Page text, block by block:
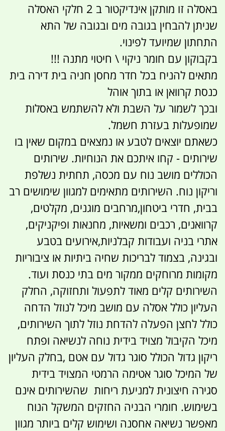
באסלה זו מותקן אינדיקטור ב 2 חלקי האסלה
שניתן להבחין בגובה מים ובגובה של התא
התחתון שמיועד לפינוי.
בקבוקון עם חומר ניקוי \ חיטוי מתנה !!!
מתאים להניח בכל חדר מחסן חניה בית דירה בית
כנסת קרוואן או בתוך אוהל
ובכך לשמור על השבת ולא להשתמש באסלות
שמופעלות בעזרת חשמל.
כשאתם יוצאים לטבע או נמצאים במקום שאין בו
שירותים - קחו איתכם את הנוחיות. שירותים
הכוללים מושב נוח עם מכסה, תחתית נשלפת
וריקון נוח. השירותים מתאימים למגוון שימושים רב
בבית, חדרי ביטחון,מרחבים מוגנים, מקלטים,
קרוואנים, רכבים ומשאיות, מחנאות ופיקניקים,
אתרי בניה ועבודות קבלניות,אירועים בטבע
ובגינה, בצמוד לבריכות שחיה ביתיות או ציבוריות
מקומות מרוחקים ממקור מים בתי כנסת ועוד.
השירותים קלים מאוד לתפעול ותחזוקה, החלק
העליון כולל אסלה עם מושב מיכל לנוזל הדחה
כולל לחצן הפעלה להדחת נוזל לתוך השירותים,
מיכל הקיבול מצויד בידית נוחה לנשיאה ופתח
ריקון גדול הכולל סוגר גדול עם אטם ,בחלק העליון
של המיכל סוגר אטימה הרמטי המצויד בידית
סגירה חיצונית למניעת ריחות שהשירותים אינם
בשימוש. חומרי הבניה החזקים המשקל הנוח
מאפשר נשיאה אחסנה ושימוש קלים ביותר מגוון